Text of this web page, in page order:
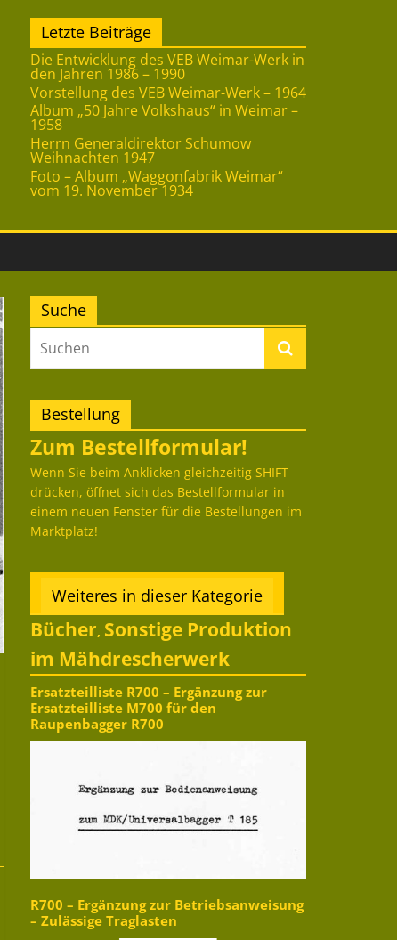
Letzte Beiträge
Die Entwicklung des VEB Weimar-Werk in
den Jahren 1986 – 1990
Vorstellung des VEB Weimar-Werk – 1964
Album „50 Jahre Volkshaus“ in Weimar –
1958
Herrn Generaldirektor Schumow
Weihnachten 1947
Foto – Album „Waggonfabrik Weimar“
vom 19. November 1934
Suche
Bestellung
Zum Bestellformular!
Wenn Sie beim Anklicken gleichzeitig SHIFT
drücken, öffnet sich das Bestellformular in
einem neuen Fenster für die Bestellungen im
Marktplatz!
Weiteres in dieser Kategorie
Bücher, Sonstige Produktion
im Mähdrescherwerk
Ersatzteilliste R700 – Ergänzung zur
Ersatzteilliste M700 für den
Raupenbagger R700
R700 – Ergänzung zur Betriebsanweisung
– Zulässige Traglasten